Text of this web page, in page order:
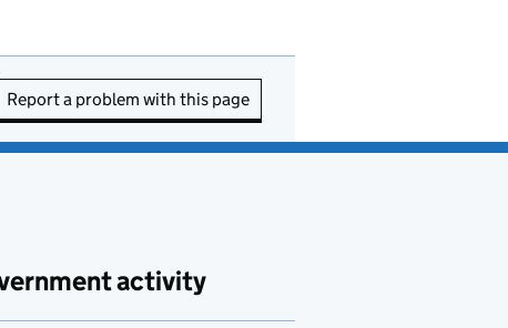
Report a problem with this page
activity